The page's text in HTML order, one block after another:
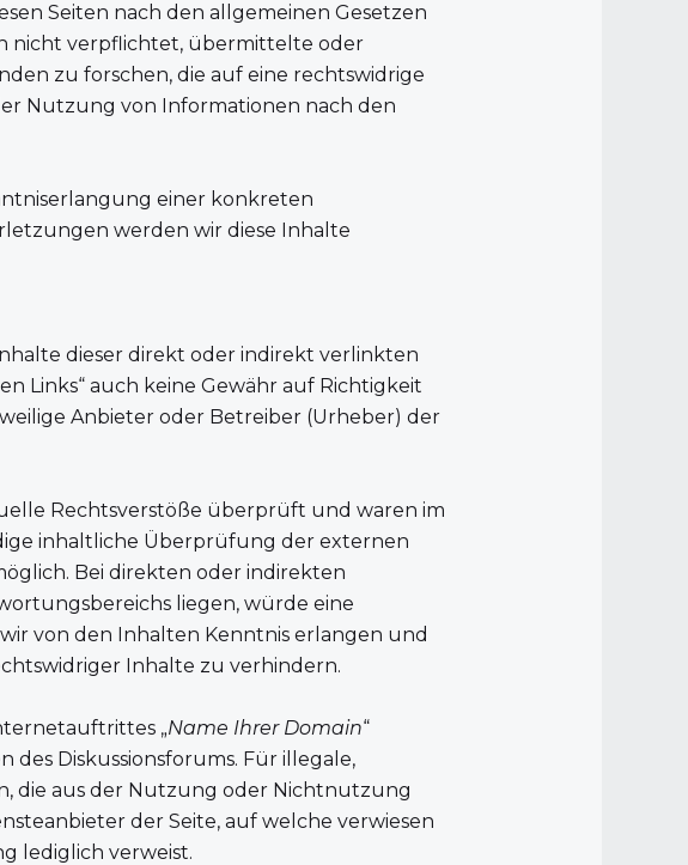
Seiten nach den allgemeinen Gesetzen
nicht verpflichtet, übermittelte oder
zu forschen, die auf eine rechtswidrige
Nutzung von Informationen nach den
einer konkreten
werden wir diese Inhalte
dieser direkt oder indirekt verlinkten
Links“ auch keine Gewähr auf Richtigkeit
Anbieter oder Betreiber (Urheber) der
Rechtsverstöße überprüft und waren im
inhaltliche Überprüfung der externen
Bei direkten oder indirekten
liegen, würde eine
von den Inhalten Kenntnis erlangen und
Inhalte zu verhindern.
„Name Ihrer Domain“
des Diskussionsforums. Für illegale,
die aus der Nutzung oder Nichtnutzung
der Seite, auf welche verwiesen
lediglich verweist.